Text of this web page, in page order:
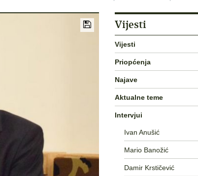
Vijesti
Vijesti
Priopćenja
Najave
Aktualne teme
Intervjui
Ivan Anušić
Mario Banožić
Damir Krstičević